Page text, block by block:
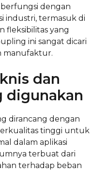
dengan
industri, termasuk di
fleksibilitas yang
ini sangat dicari
manufaktur.
dan
digunakan
dirancang dengan
tinggi untuk
dalam aplikasi
terbuat dari
terhadap beban